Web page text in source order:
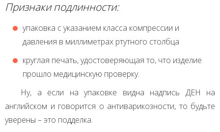
Признаки подлинности:
упаковка с указанием класса компрессии и
давления в миллиметрах ртутного столбца
круглая печать, удостоверяющая то, что изделие
прошло медицинскую проверку.
Ну, а если на упаковке видна надпись ДЕН на
английском и говорится о антиварикозности, то будьте
уверены – это подделка.